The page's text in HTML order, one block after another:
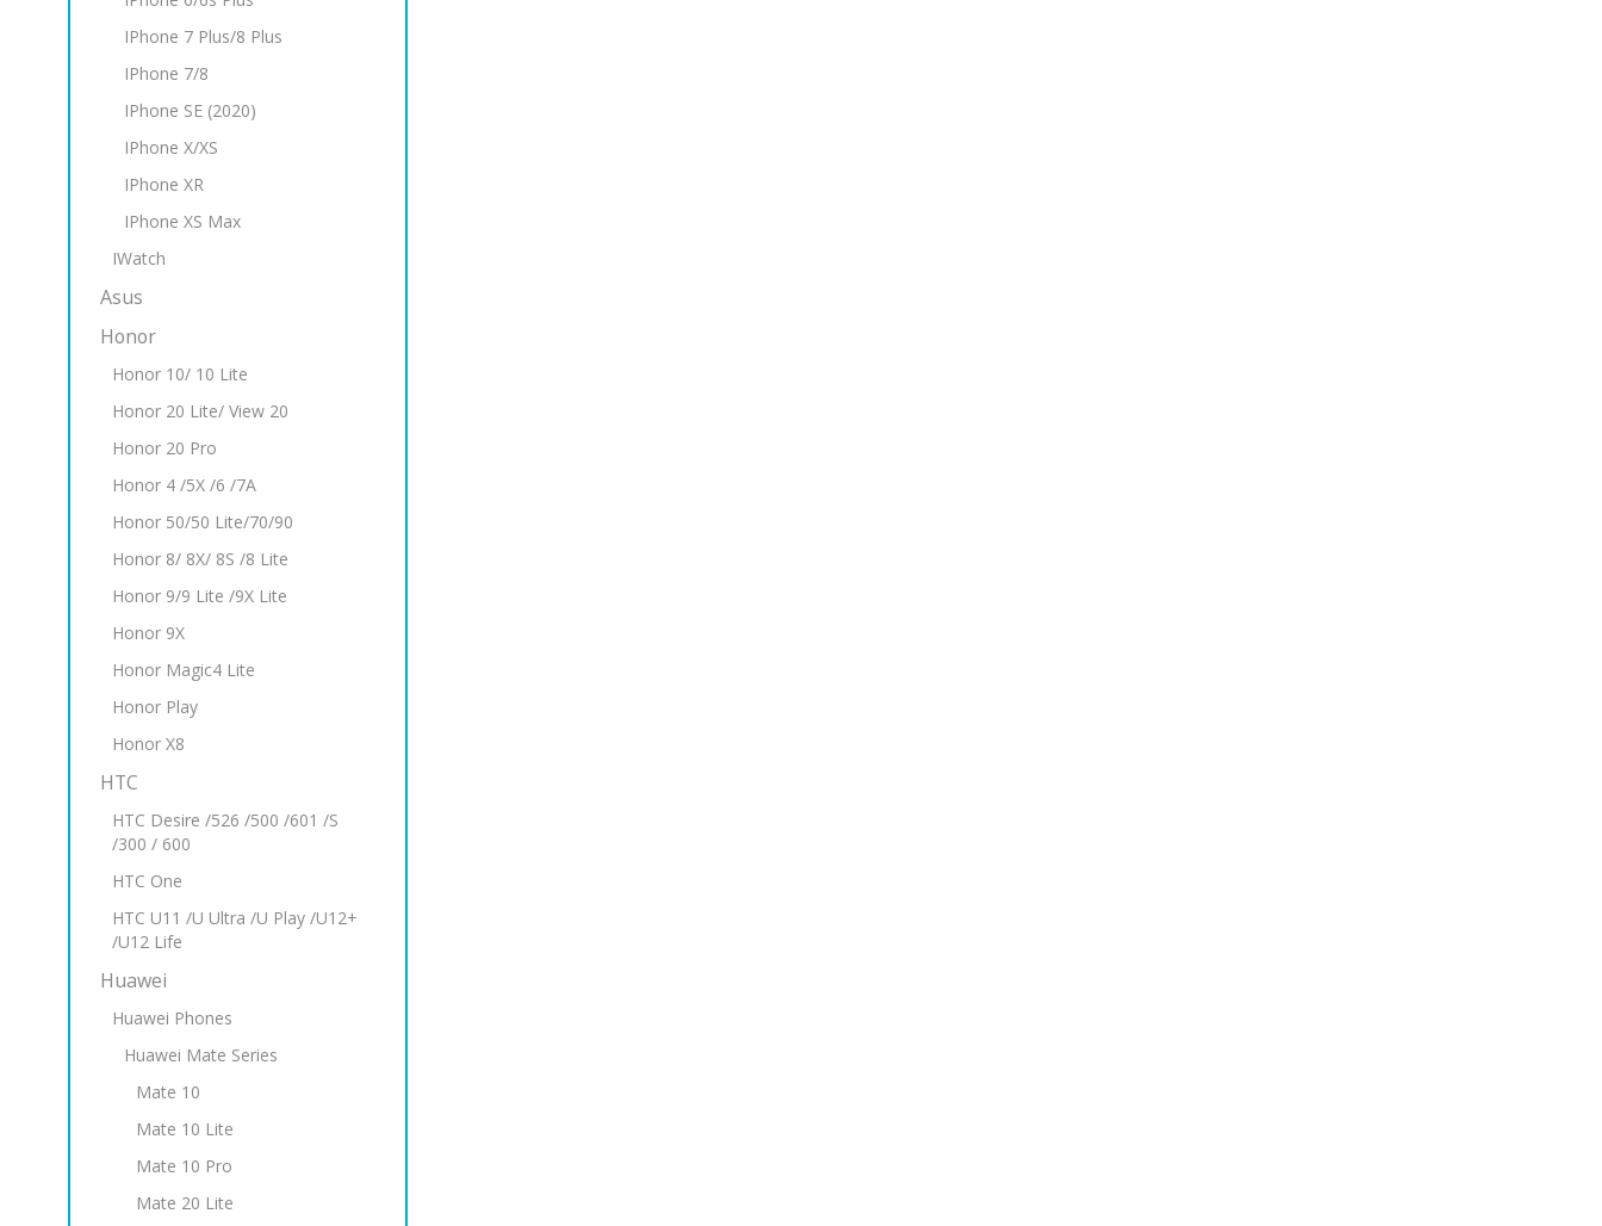
IPhone 7 Plus/8 Plus
IPhone 7/8
IPhone SE (2020)
IPhone X/XS
IPhone XR
IPhone XS Max
IWatch
Asus
Honor
Honor 10/ 10 Lite
Honor 20 Lite/ View 20
Honor 20 Pro
Honor 4 /5X /6 /7A
Honor 50/50 Lite/70/90
Honor 8/ 8X/ 8S /8 Lite
Honor 9/9 Lite /9X Lite
Honor 9X
Honor Magic4 Lite
Honor Play
Honor X8
HTC
HTC Desire /526 /500 /601 /S
/300 / 600
HTC One
HTC U11 /U Ultra /U Play /U12+
/U12 Life
Huawei
Huawei Phones
Huawei Mate Series
Mate 10
Mate 10 Lite
Mate 10 Pro
Mate 20 Lite